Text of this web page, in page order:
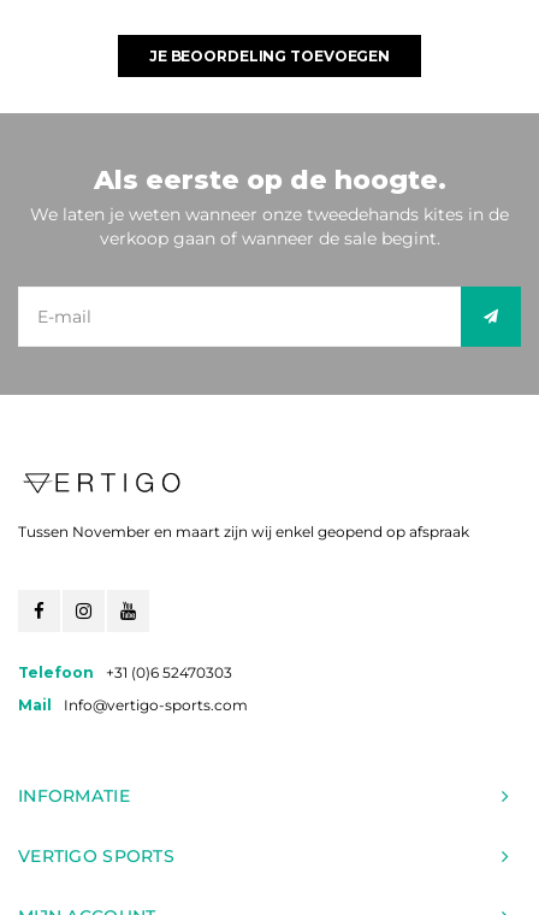
JE BEOORDELING TOEVOEGEN
Als eerste op de hoogte.
We laten je weten wanneer onze tweedehands kites in de
verkoop gaan of wanneer de sale begint.
Tussen November en maart zijn wij enkel geopend op afspraak
Telefoon
+31 (0)6 52470303
Mail
Info@vertigo-sports.com
INFORMATIE
VERTIGO SPORTS